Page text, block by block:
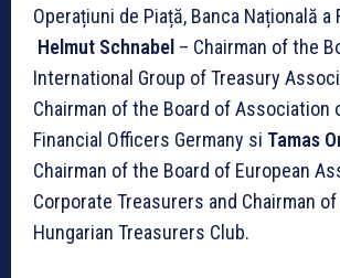
Operațiuni de Piață, Banca Națională a
Helmut Schnabel – Chairman of the
International Group of Treasury
Chairman of the Board of Association
Financial Officers Germany si Tamas
Chairman of the Board of European
Corporate Treasurers and Chairman
Hungarian Treasurers Club.